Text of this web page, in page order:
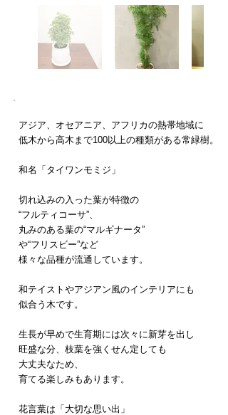
アジア、オセアニア、アフリカの熱帯地域に
低木から高木まで100以上の種類がある常緑樹。
​和名「タイワンモミジ」
切れ込みの入った葉が特徴の
“フルティコーサ”、
丸みのある葉の“マルギナータ”
や“フリスビー”など
様々な品種が流通しています。
和テイストやアジアン風のインテリアにも
似合う木です。
生長が早めで生育期には次々に新芽を出し
旺盛な分、枝葉を強くせん定しても
大丈夫なため、
育てる楽しみもあります。
花言葉は「大切な思い出」